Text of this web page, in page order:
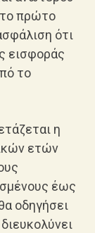
το πρώτο
ότι
εισφοράς
το
η
ετών
έως
οδηγήσει